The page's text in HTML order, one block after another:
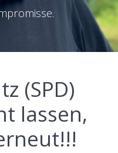
(SPD)
lassen,